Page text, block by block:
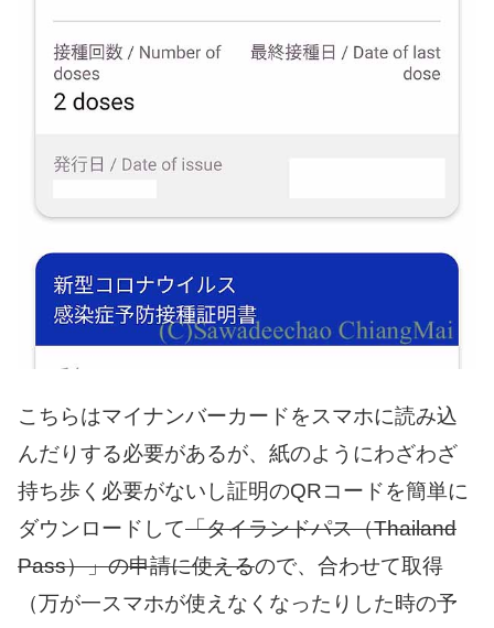
こちらはマイナンバーカードをスマホに読み込
んだりする必要があるが、紙のようにわざわざ
持ち歩く必要がないし証明のQRコードを簡単に
ダウンロードして「タイランドパス（Thailand
Pass）」の申請に使えるので、合わせて取得
（万が一スマホが使えなくなったりした時の予